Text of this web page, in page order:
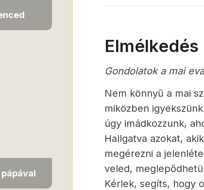
Elmélkedés
Gondolatok a mai
Nem könnyű a mai
miközben
úgy imádkozzunk,
Hallgatva azokat,
megérezni a
veled,
Kérlek, segíts, hogy